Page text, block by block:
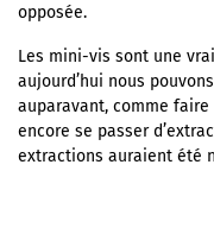
opposée.
Les mini-vis sont une
aujourd’hui nous
auparavant, comme
encore se passer
extractions auraient été